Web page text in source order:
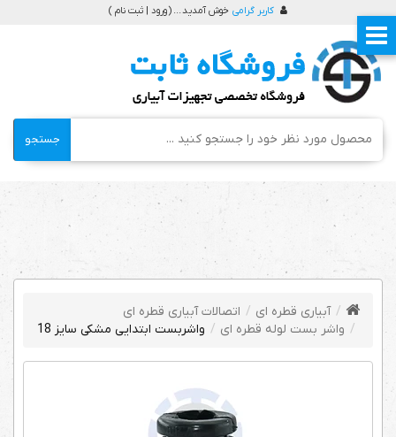
کاربر گرامی خوش آمدید ... (ورود | ثبت نام )
جستجو
آبیاری قطره ای
اتصالات آبیاری قطره ای
واشر بست لوله قطره ای
واشربست ابتدایی مشکی سایز 18